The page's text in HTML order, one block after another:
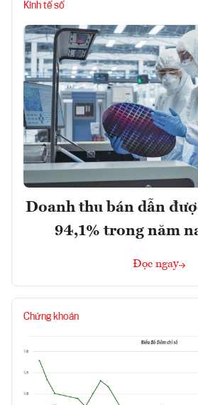
Kinh tế số
Doanh thu bán dẫn
94,1% trong năm
Đọc ngay
Chứng khoán